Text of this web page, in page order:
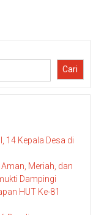
Cari
14 Kepala Desa di
Meriah, dan
Dampingi
HUT Ke-81